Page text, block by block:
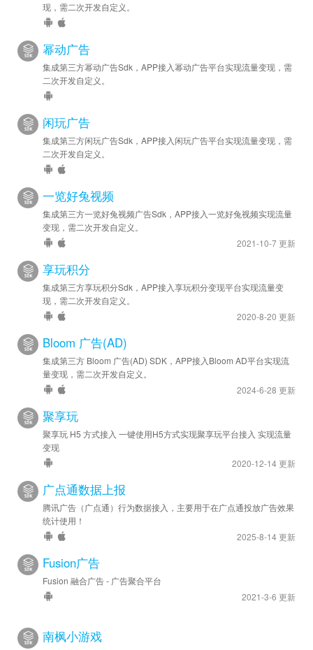
现，需二次开发自定义。
幂动广告
集成第三方幂动广告Sdk，APP接入幂动广告平台实现流量变现，需
二次开发自定义。
闲玩广告
集成第三方闲玩广告Sdk，APP接入闲玩广告平台实现流量变现，需
二次开发自定义。
一览好兔视频
集成第三方一览好兔视频广告Sdk，APP接入一览好兔视频实现流量
变现，需二次开发自定义。
2021-10-7 更新
享玩积分
集成第三方享玩积分Sdk，APP接入享玩积分变现平台实现流量变
现，需二次开发自定义。
2020-8-20 更新
Bloom 广告(AD)
集成第三方 Bloom 广告(AD) SDK，APP接入Bloom AD平台实现流
量变现，需二次开发自定义。
2024-6-28 更新
聚享玩
聚享玩 H5 方式接入 一键使用H5方式实现聚享玩平台接入 实现流量
变现
2020-12-14 更新
广点通数据上报
腾讯广告（广点通）行为数据接入，主要用于在广点通投放广告效果
统计使用！
2025-8-14 更新
Fusion广告
Fusion 融合广告 - 广告聚合平台
2021-3-6 更新
南枫小游戏